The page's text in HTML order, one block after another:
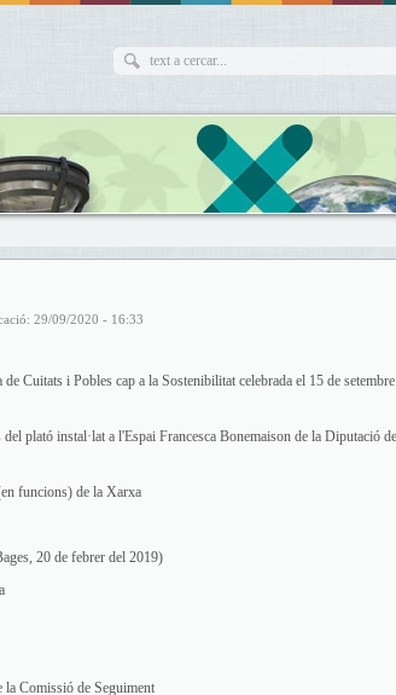
29/09/2020 - 16:33
Cuitats i Pobles cap a la Sostenibilitat celebrada el 15 de
plató instal·lat a l'Espai Francesca Bonemaison de la Diputació
funcions) de la Xarxa
20 de febrer del 2019)
la Comissió de Seguiment